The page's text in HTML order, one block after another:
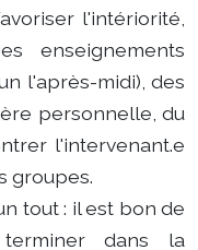
l'intériorité,
enseignements
l'après-midi), des
personnelle, du
l'intervenant.e
groupes.
tout : il est bon de
dans la